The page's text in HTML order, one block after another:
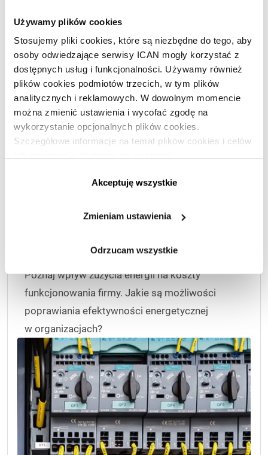
Używamy plików cookies
Stosujemy pliki cookies, które są niezbędne do tego, aby
osoby odwiedzające serwisy ICAN mogły korzystać z
dostępnych usług i funkcjonalności. Używamy również
plików cookies podmiotów trzecich, w tym plików
analitycznych i reklamowych. W dowolnym momencie
można zmienić ustawienia i wycofać zgodę na
wykorzystanie opcjonalnych plików cookies.
Szczegółowe informacje na temat plików cookies i celów
Akceptuję wszystkie
Zmieniam ustawienia
Odrzucam wszystkie
na zwiększenie mocy punktu ładowania skutkującego
przyrostem o 150 kW, a także na budowę lub rozbudowę
stacji tankowania wodoru. W przypadku tej ostatniej
inwestycji, wartość pomocy nie będzie mogła przekroczyć 3
milionów złotych i 50% kosztów kwalifikowanych na jedną
stację, a także nie można będzie jej łączyć z inną pomocą
publiczną.
Indeks
Źródło: Ministerstwo Klimatu i Środowiska
i monitorować procesy
PL
Poznaj wpływ zużycia energii na koszty
funkcjonowania firmy. Jakie są możliwości
poprawiania efektywności energetycznej
w organizacjach?